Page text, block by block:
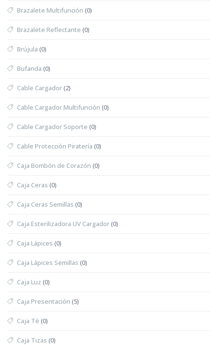
Brazalete Multifunción (0)
Brazalete Reflectante (0)
Brújula (0)
Bufanda (0)
Cable Cargador(2)
Cable Cargador Multifunción (0)
Cable Cargador Soporte (0)
Cable Protección Piratería (0)
Caja Bombón de Corazón (0)
Caja Ceras (0)
Caja Ceras Semillas (0)
Caja Esterilizadora UV Cargador(0)
Caja Lápices (0)
Caja Lápices Semillas (0)
Caja Luz (0)
Caja Presentación (5)
Caja Té (0)
Caja Tizas (0)